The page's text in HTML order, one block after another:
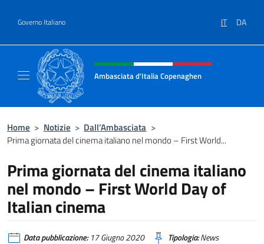
Governo Italiano IT DA
Intestazione sito, social e menù
Ambasciata d'Italia Copenaghen
Home > Notizie > Dall’Ambasciata >
Prima giornata del cinema italiano nel mondo – First World...
Prima giornata del cinema italiano
nel mondo – First World Day of
Italian cinema
Data pubblicazione:17 Giugno 2020 Tipologia:News